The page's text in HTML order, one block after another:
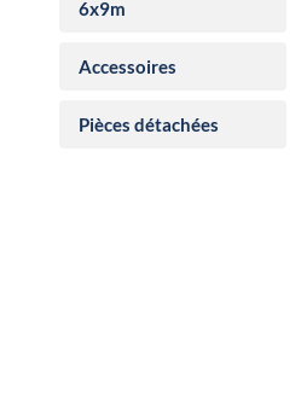
6x9m
Accessoires
Pièces détachées